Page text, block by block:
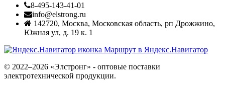
8-495-143-41-01
info@elstrong.ru
142720, Москва, Московская область, рп Дрожжино,
Южная ул, д. 19 к. 1
Маршрут в Яндекс.Навигатор
© 2022–2026 «Элстронг» - оптовые поставки
электротехнической продукции.